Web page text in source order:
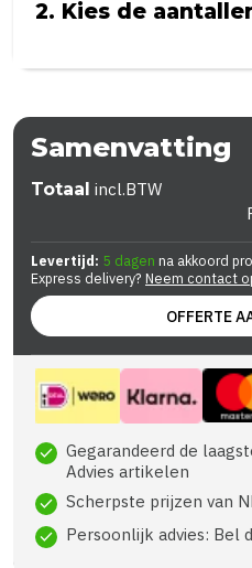
2. Kies de
Samenvatting
Totaal incl.BTW
Levertijd: 5 dagen na akkoord
Express delivery? Neem contact
OFFERTE
check Gegarandeerd de
Advies artikelen
check Scherpste prijzen van
check Persoonlijk advies: Bel